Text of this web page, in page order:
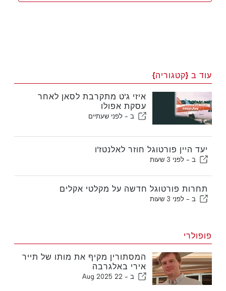
עוד ב {קטגוריה}
איזי ג'ט מתקרבת לסאן לאחר
עסקת אפולו
ב - לפני שעתיים
יעד היין פורטוגל חוזר לאלנטז'ו
ב - לפני 3 שעות
תחרות פורטוגל חדשה על מקלטי אקלים
ב - לפני 3 שעות
פופולרי
המסתורין מקיף את מותו של תייר
אירי באלגרבה
ב - 22 Aug 2025